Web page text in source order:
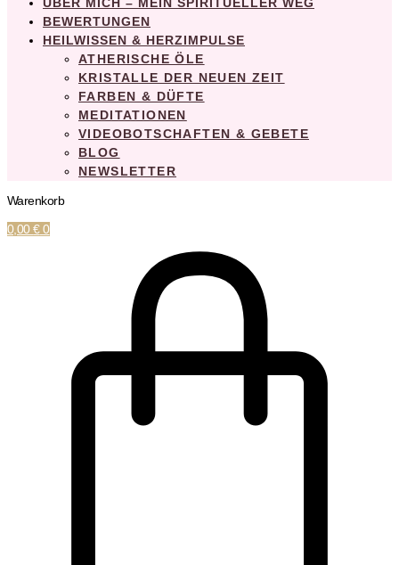
BEWERTUNGEN
HEILWISSEN & HERZIMPULSE
ATHERISCHE ÖLE
KRISTALLE DER NEUEN ZEIT
FARBEN & DÜFTE
MEDITATIONEN
VIDEOBOTSCHAFTEN & GEBETE
BLOG
NEWSLETTER
Warenkorb
0,00€ 0